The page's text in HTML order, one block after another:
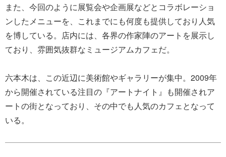
また、今回のように展覧会や企画展などとコラボレーショ
ンしたメニューを、これまでにも何度も提供しており人気
を博している。店内には、各界の作家陣のアートを展示し
ており、雰囲気抜群なミュージアムカフェだ。
六本木は、この近辺に美術館やギャラリーが集中。2009年
から開催されている注目の『アートナイト』も開催されア
ートの街となっており、その中でも人気のカフェとなって
いる。